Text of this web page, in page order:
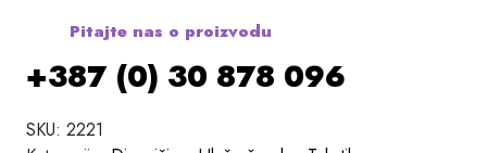
Pitajte nas o proizvodu
+387 (0) 30 878 096
SKU: 2221